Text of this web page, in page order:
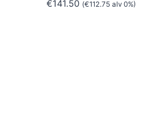
€141.50 (€112.75alv 0%)